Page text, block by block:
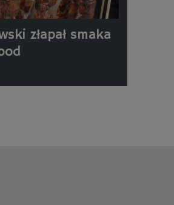
złapał smaka